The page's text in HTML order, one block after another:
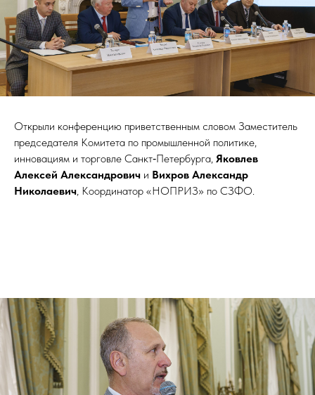
Открыли конференцию приветственным словом Заместитель
председателя Комитета по промышленной политике,
инновациям и торговле Санкт‑Петербурга, Яковлев
Алексей Александрович и Вихров Александр
Николаевич , Координатор «НОПРИЗ» по СЗФО.